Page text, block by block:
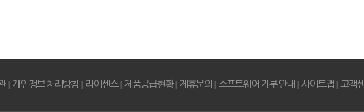
| 개인정보 처리방침 | 라이센스| 제품공급현황| 제휴문의 | 소프트웨어 기부 안내 | 사이트맵 | 고객